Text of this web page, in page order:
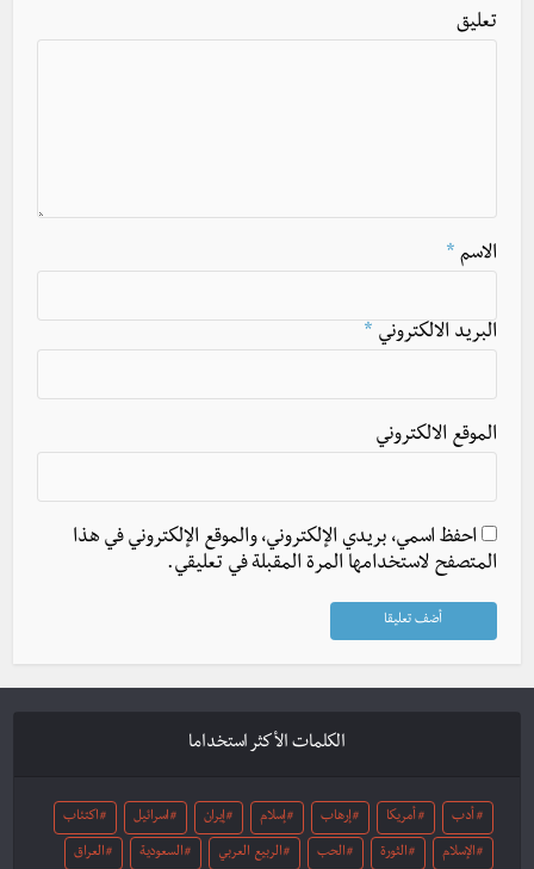
تعليق
الاسم *
البريد الالكتروني *
الموقع الالكتروني
احفظ اسمي، بريدي الإلكتروني، والموقع الإلكتروني في هذا
المتصفح لاستخدامها المرة المقبلة في تعليقي.
الكلمات الأكثر استخداما
أدب أمريكا إرهاب إسلام إيران اسرائيل اكتئاب
الإسلام الثورة الحب الربيع العربي السعودية العراق